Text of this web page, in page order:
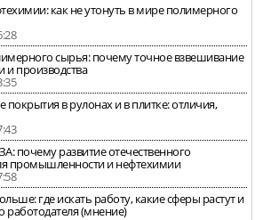
как не утонуть в мире полимерного
сырья: почему точное взвешивание
и производства
в рулонах и в плитке: отличия,
почему развитие отечественного
промышленности и нефтехимии
где искать работу, какие сферы растут и
работодателя (мнение)